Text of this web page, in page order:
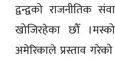
द्वन्द्वको राजनीतिक
खोजिरहेका छौँ
अमेरिकाले प्रस्ताव